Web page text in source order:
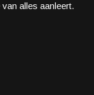
alles aanleert.